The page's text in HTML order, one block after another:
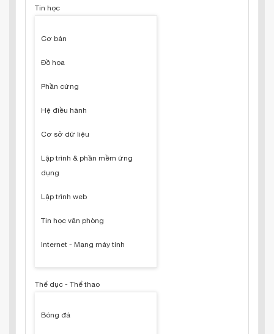
Tin học
Cơ bản
Đồ họa
Phần cứng
Hệ điều hành
Cơ sở dữ liệu
Lập trình & phần mềm ứng
dụng
Lập trình web
Tin học văn phòng
Internet - Mạng máy tính
Thể dục - Thể thao
Bóng đá